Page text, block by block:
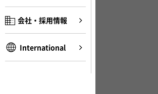
会社・採用情報
International